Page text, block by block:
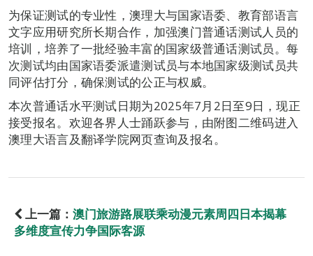
为保证测试的专业性，澳理大与国家语委、教育部语言
文字应用研究所长期合作，加强澳门普通话测试人员的
培训，培养了一批经验丰富的国家级普通话测试员。每
次测试均由国家语委派遣测试员与本地国家级测试员共
同评估打分，确保测试的公正与权威。
本次普通话水平测试日期为2025年7月2日至9日，现正
接受报名。欢迎各界人士踊跃参与，由附图二维码进入
澳理大语言及翻译学院网页查询及报名。
上一篇： 澳门旅游路展联乘动漫元素周四日本揭幕
多维度宣传力争国际客源